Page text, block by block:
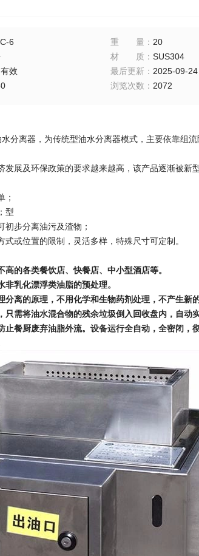
6 重量： 20
材质 ： SUS304
效 最后更新： 2025-09-
浏览次数 ： 2072
分离器，为传统型油水分离器模式，主要依靠组
发展及环保政策的要求越来越高，该产品逐渐被新
；
型
初步分离油污及渣物；
式或位置的限制，灵活多样，特殊尺寸可定制。
高的各类餐饮店、快餐店、中小型酒店等。
非乳化漂浮类油脂的预处理。
分离的原理，不用化学和生物药剂处理，不产生
只需将油水混合物的残余垃圾倒入回收盘内，自
止餐厨废弃油脂外流。设备运行全自动，全密闭